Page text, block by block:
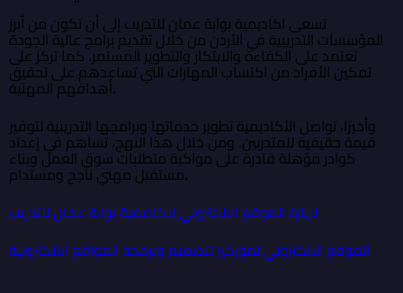
تسعى اكاديمية بوابة عمان للتدريب إلى أن تكون من أبرز
المؤسسات التدريبية في الأردن من خلال تقديم برامج عالية الجودة
تعتمد على الكفاءة والابتكار والتطوير المستمر. كما تركز على
تمكين الأفراد من اكتساب المهارات التي تساعدهم على تحقيق
أهدافهم المهنية.
وأخيرًا، تواصل الأكاديمية تطوير خدماتها وبرامجها التدريبية لتوفير
قيمة حقيقية للمتدربين. ومن خلال هذا النهج، تساهم في إعداد
كوادر مؤهلة قادرة على مواكبة متطلبات سوق العمل وبناء
مستقبل مهني ناجح ومستدام.
لزيارة الموقع الالكتروني لاكاديمية بوابة عمان للتدريب
الموقع الالكتروني لموركيز لتصميم وبرمجة المواقع الالكترونية